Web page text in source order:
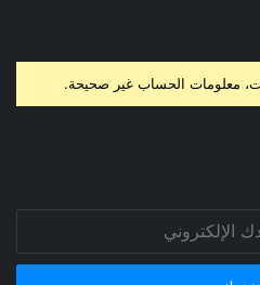
معلومات الحساب غير صحيحة.